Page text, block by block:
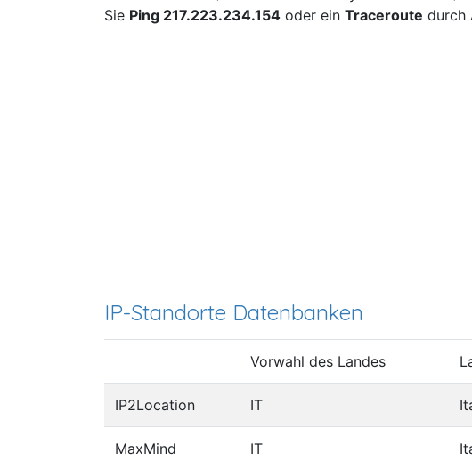
Sie Ping 217.223.234.154 oder ein Traceroute durch
IP-Standorte Datenbanken
Vorwahl des Landes
IP2Location IT
MaxMind IT